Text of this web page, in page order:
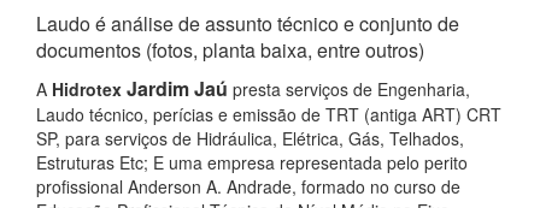
Laudo é análise de assunto técnico e conjunto de
documentos (fotos, planta baixa, entre outros)
A Hidrotex Jardim Jaú presta serviços de Engenharia,
Laudo técnico, perícias e emissão de TRT (antiga ART) CRT
SP, para serviços de Hidráulica, Elétrica, Gás, Telhados,
Estruturas Etc; E uma empresa representada pelo perito
profissional Anderson A. Andrade, formado no curso de